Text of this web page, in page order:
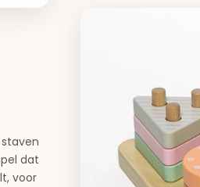
dat
voor